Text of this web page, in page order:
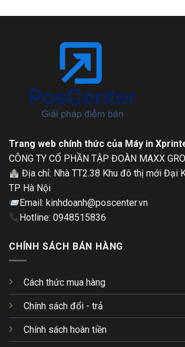
Trang web chính thức của Máy in
CÔNG TY CỔ PHẦN TẬP ĐOÀN MAXX
Địa chỉ: Nhà TT2.38 Khu đô thị mới Đại
TP Hà Nội
Email: kinhdoanh@poscenter.vn
Hotline: 0948515836
CHÍNH SÁCH BÁN HÀNG
Cách thức mua hàng
Chính sách đổi - trả
Chính sách hoàn tiền